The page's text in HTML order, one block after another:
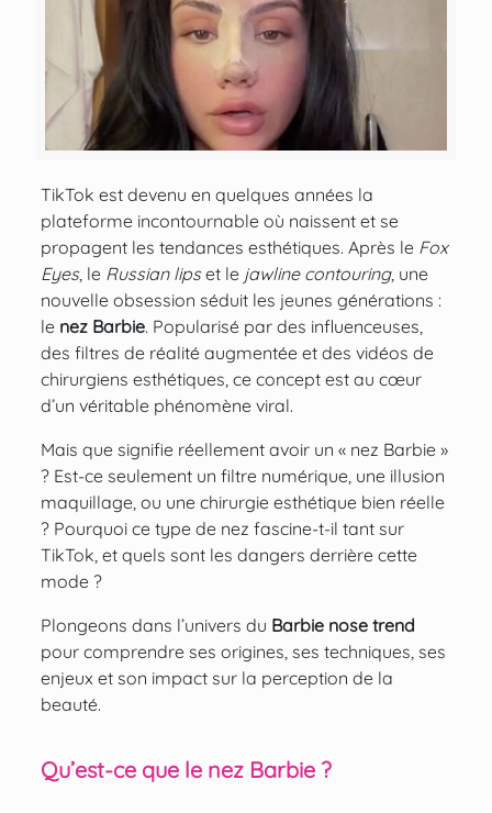
TikTok est devenu en quelques années la
plateforme incontournable où naissent et se
propagent les tendances esthétiques. Après le Fox
Eyes, le Russian lipset le jawline contouring, une
nouvelle obsession séduit les jeunes générations :
le nez Barbie. Popularisé par des influenceuses,
des filtres de réalité augmentée et des vidéos de
chirurgiens esthétiques, ce concept est au cœur
d’un véritable phénomène viral.
Mais que signifie réellement avoir un « nez Barbie »
? Est-ce seulement un filtre numérique, une illusion
maquillage, ou une chirurgie esthétique bien réelle
? Pourquoi ce type de nez fascine-t-il tant sur
TikTok, et quels sont les dangers derrière cette
mode ?
Plongeons dans l’univers du Barbie nose trend
pour comprendre ses origines, ses techniques, ses
enjeux et son impact sur la perception de la
beauté.
Qu’est-ce que le nez Barbie ?